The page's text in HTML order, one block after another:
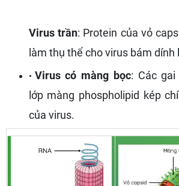
Virus trần: Protein của vỏ
làm thụ thể cho virus bám
Virus có màng bọc: Các gai
lớp màng phospholipid kép
của virus.